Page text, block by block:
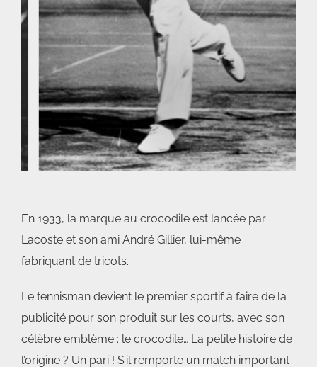
En 1933, la marque au crocodile est lancée par
Lacoste et son ami André Gillier, lui-même
fabriquant de tricots.
Le tennisman devient le premier sportif à faire de la
publicité pour son produit sur les courts, avec son
célèbre emblème : le crocodile… La petite histoire de
l’origine ? Un pari ! S’il remporte un match important